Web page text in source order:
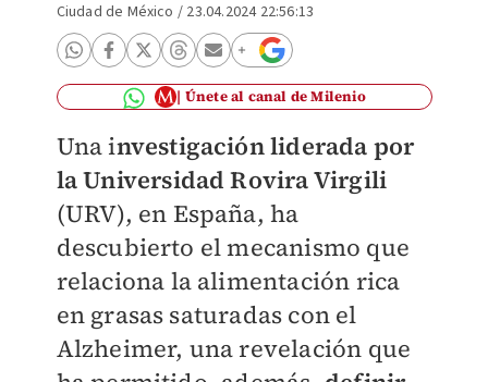
Ciudad de México / 23.04.2024 22:56:13
Únete al canal de Milenio
Una investigación liderada por
la Universidad Rovira Virgili
(URV), en España, ha
descubierto el mecanismo que
relaciona la alimentación rica
en grasas saturadas con el
Alzheimer, una revelación que